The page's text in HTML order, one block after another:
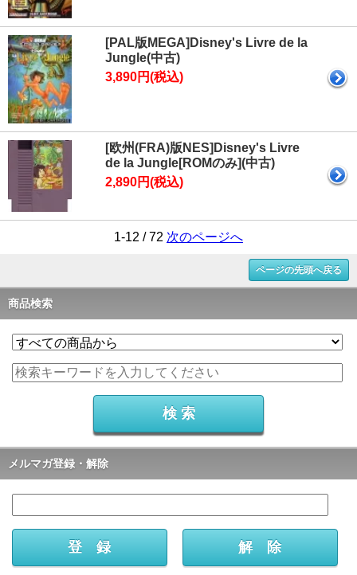
[PAL版MEGA]Disney's Livre de la
Jungle(中古)
3,890円(税込)
[欧州(FRA)版NES]Disney's Livre
de la Jungle[ROMのみ](中古)
2,890円(税込)
1-12 / 72 次のページへ
ページの先頭へ戻る
商品検索
メルマガ登録・解除